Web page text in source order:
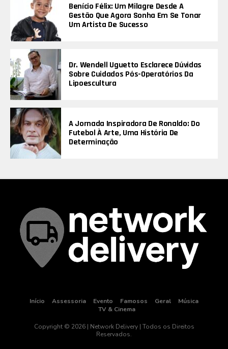
Benício Félix: Um Milagre Desde A
Gestão Que Agora Sonha Em Se Tonar
Um Artista De Sucesso
Dr. Wendell Uguetto Esclarece Dúvidas
Sobre Cuidados Pós-Operatórios Da
Lipoescultura
A Jornada Inspiradora De Ronaldo: Do
Futebol À Arte, Uma História De
Determinação
Início Assessoria Evento Famosos Geral
Música
TV & Cinema
Copyright © 2026 | Network Delivery | Todos os Direitos
Reservados.